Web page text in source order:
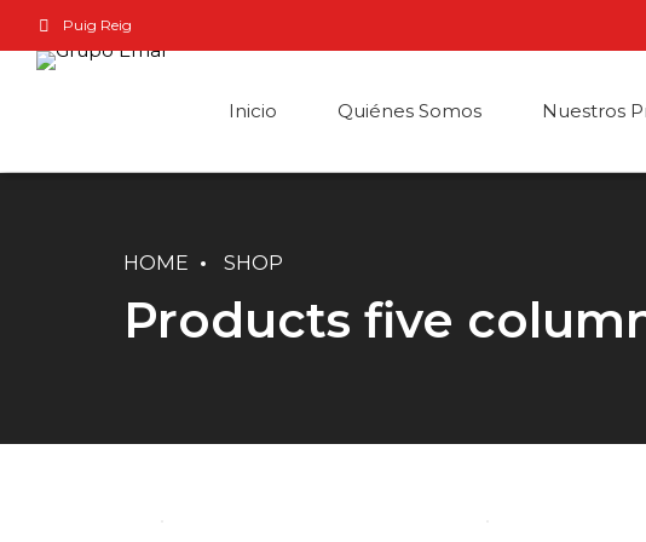
Puig Reig
Inicio Quiénes Somos Nuestros
HOME SHOP
Products five